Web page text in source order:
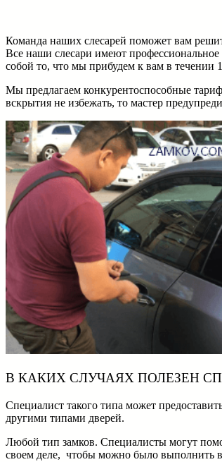
Команда наших слесарей поможет вам
Все наши слесари имеют
собой то, что мы прибудем к вам в течении
Мы предлагаем конкурентоспособные
вскрытия не избежать, то мастер
В КАКИХ СЛУЧАЯХ ПОЛЕЗЕН
Специалист такого типа может
другими типами дверей.
Любой тип замков. Специалисты могут
своем деле, чтобы можно было выполнить